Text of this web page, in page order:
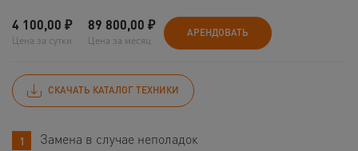
4 100,00 ₽
Цена за сутки
89 800,00 ₽
Цена за месяц
АРЕНДОВАТЬ
СКАЧАТЬ КАТАЛОГ ТЕХНИКИ
Замена в случае неполадок